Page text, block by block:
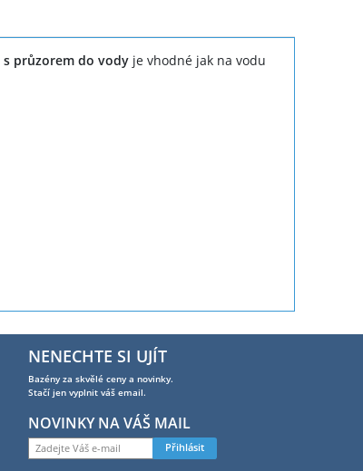
průzorem do vodyje vhodné jak na vodu
NENECHTE SI UJÍT
Bazény za skvělé ceny a novinky.
Stačí jen vyplnit váš email.
NOVINKY NA VÁŠ MAIL
Přihlásit